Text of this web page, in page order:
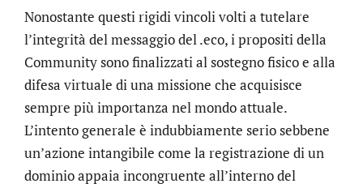
Nonostante questi rigidi vincoli volti a tutelare
l’integrità del messaggio del .eco, i propositi della
Community sono finalizzati al sostegno fisico e alla
difesa virtuale di una missione che acquisisce
sempre più importanza nel mondo attuale.
L’intento generale è indubbiamente serio sebbene
un’azione intangibile come la registrazione di un
dominio appaia incongruente all’interno del